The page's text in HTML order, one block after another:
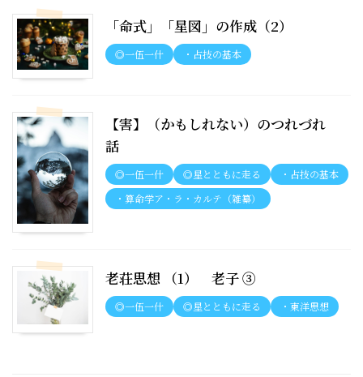
「命式」「星図」の作成（2）
◎一伍一什 ・占技の基本
【害】（かもしれない）のつれづれ
話
◎一伍一什 ◎星とともに走る
・占技の基本
・算命学ア・ラ・カルテ（雑纂）
老荘思想 （1） 老子 ③
◎一伍一什 ◎星とともに走る ・東洋思想